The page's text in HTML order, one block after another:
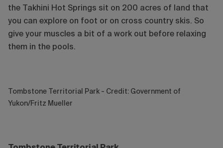
the Takhini Hot Springs sit on 200 acres of land that
you can explore on foot or on cross country skis. So
give your muscles a bit of a work out before relaxing
them in the pools.
Tombstone Territorial Park - Credit: Government of
Yukon/Fritz Mueller